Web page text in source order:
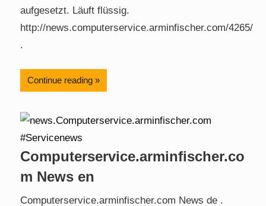
aufgesetzt. Läuft flüssig.
http://news.computerservice.arminfischer.com/4265/
.
Continue reading
Computerservice.arminfischer.co
m News en
Computerservice.arminfischer.com News de .